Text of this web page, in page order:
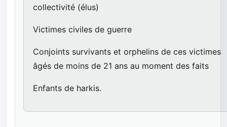
collectivité (élus)
Victimes civiles de guerre
Conjoints survivants et orphelins de ces victimes
âgés de moins de 21 ans au moment des faits
Enfants de harkis.